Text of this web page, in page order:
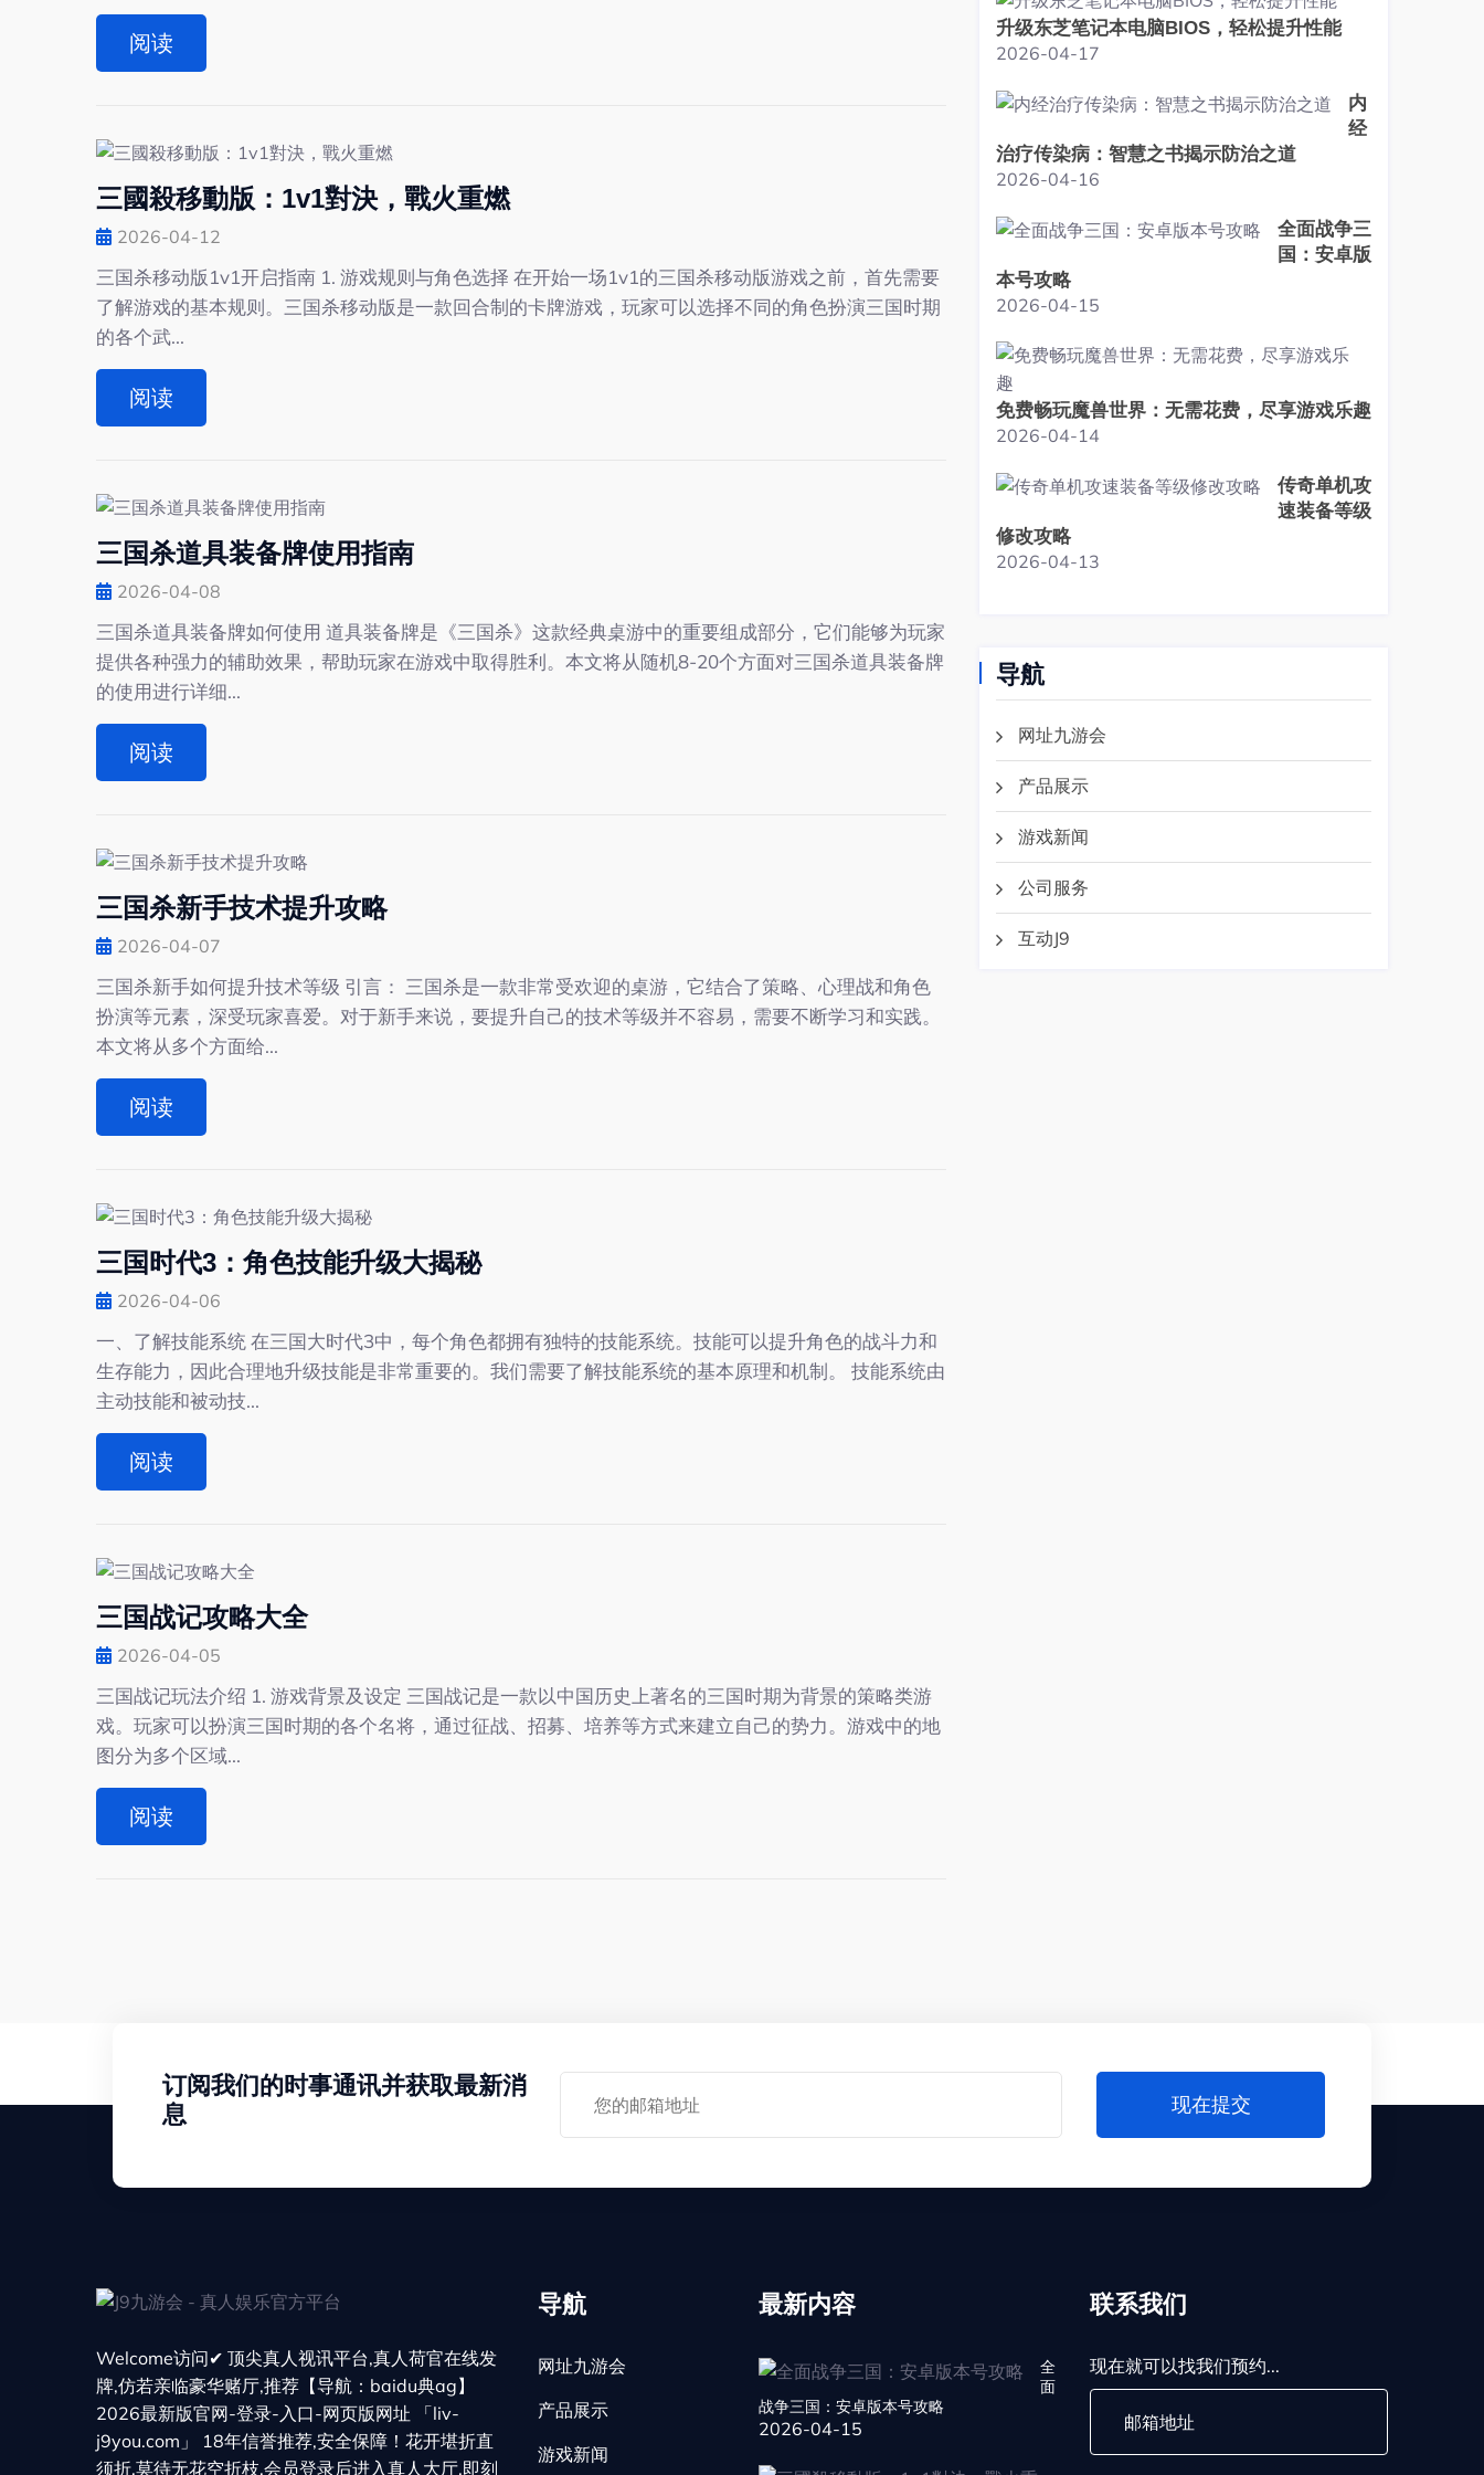
阅读
三國殺移動版：1v1對決，戰火重燃
2026-04-12
三国杀移动版1v1开启指南 1. 游戏规则与角色选择 在开始一场1v1的三国杀移动版游戏之前，首先需要
了解游戏的基本规则。三国杀移动版是一款回合制的卡牌游戏，玩家可以选择不同的角色扮演三国时期
的各个武...
阅读
三国杀道具装备牌使用指南
2026-04-08
三国杀道具装备牌如何使用 道具装备牌是《三国杀》这款经典桌游中的重要组成部分，它们能够为玩家
提供各种强力的辅助效果，帮助玩家在游戏中取得胜利。本文将从随机8-20个方面对三国杀道具装备牌
的使用进行详细...
阅读
三国杀新手技术提升攻略
2026-04-07
三国杀新手如何提升技术等级 引言： 三国杀是一款非常受欢迎的桌游，它结合了策略、心理战和角色
扮演等元素，深受玩家喜爱。对于新手来说，要提升自己的技术等级并不容易，需要不断学习和实践。
本文将从多个方面给...
阅读
三国时代3：角色技能升级大揭秘
2026-04-06
一、了解技能系统 在三国大时代3中，每个角色都拥有独特的技能系统。技能可以提升角色的战斗力和
生存能力，因此合理地升级技能是非常重要的。我们需要了解技能系统的基本原理和机制。 技能系统由
主动技能和被动技...
阅读
三国战记攻略大全
2026-04-05
三国战记玩法介绍 1. 游戏背景及设定 三国战记是一款以中国历史上著名的三国时期为背景的策略类游
戏。玩家可以扮演三国时期的各个名将，通过征战、招募、培养等方式来建立自己的势力。游戏中的地
图分为多个区域...
阅读
升级东芝笔记本电脑BIOS，轻松提升性能
2026-04-17
内
经
治疗传染病：智慧之书揭示防治之道
2026-04-16
全面战争三
国：安卓版
本号攻略
2026-04-15
免费畅玩魔兽世界：无需花费，尽享游戏乐趣
2026-04-14
传奇单机攻
速装备等级
修改攻略
2026-04-13
导航
网址九游会
产品展示
游戏新闻
公司服务
互动J9
订阅我们的时事通讯并获取最新消
息
现在提交
Welcome访问✔ 顶尖真人视讯平台,真人荷官在线发
牌,仿若亲临豪华赌厅,推荐【导航：baidu典ag】
2026最新版官网-登录-入口-网页版网址 「liv-
j9you.com」 18年信誉推荐,安全保障！花开堪折直
须折,莫待无花空折枝,会员登录后进入真人大厅,即刻
导航
网址九游会
产品展示
游戏新闻
最新内容
全
面
战争三国：安卓版本号攻略
2026-04-15
联系我们
现在就可以找我们预约...